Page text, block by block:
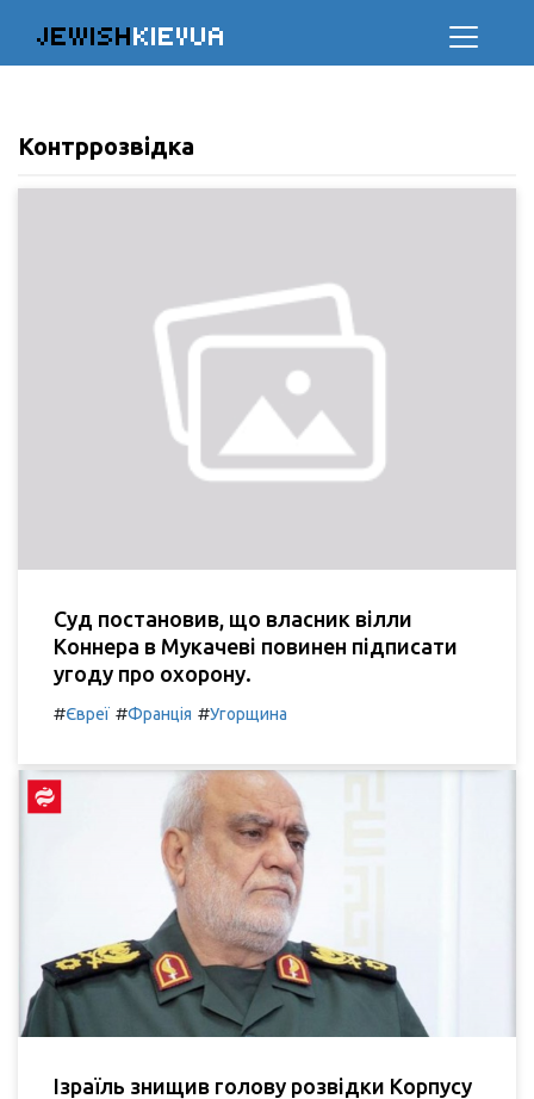
JEWISHKIEVUA
Контррозвідка
Суд постановив, що власник вілли
Коннера в Мукачеві повинен підписати
угоду про охорону.
#Євреї #Франція #Угорщина
Ізраїль знищив голову розвідки Корпусу